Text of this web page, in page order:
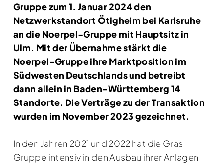
Gruppe zum 1. Januar 2024 den
Netzwerkstandort Ötigheim bei Karlsruhe
an die Noerpel-Gruppe mit Hauptsitz in
Ulm. Mit der Übernahme stärkt die
Noerpel-Gruppe ihre Marktposition im
Südwesten Deutschlands und betreibt
dann allein in Baden-Württemberg 14
Standorte. Die Verträge zu der Transaktion
wurden im November 2023 gezeichnet.
In den Jahren 2021 und 2022 hat die Gras
Gruppe intensiv in den Ausbau ihrer Anlagen